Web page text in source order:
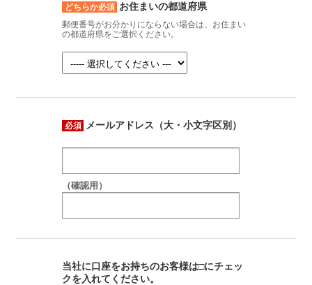
どちらか必須 お住まいの都道府県
郵便番号がお分かりにならない場合は、お住まい
の都道府県をご選択ください。
必須 メールアドレス（大・小文字区別）
（確認用）
当社に口座をお持ちのお客様は□にチェッ
クを入れてください。